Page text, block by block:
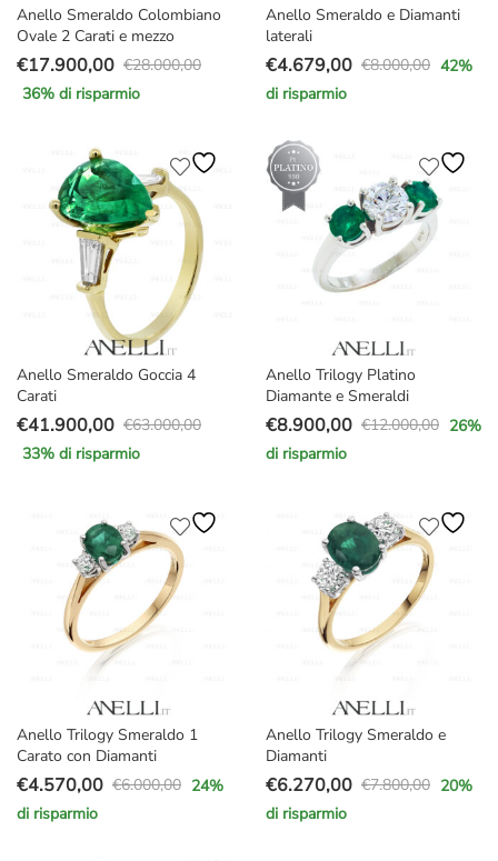
Anello Smeraldo Colombiano
Ovale 2 Carati e mezzo
€28.000,00
Il
prezzo
€28.000,00.
€17.900,00
Il
prezzo
€17.900,00.
36% di risparmio
Anello Smeraldo e Diamanti
laterali
€8.000,00
Il
prezzo
era:
€8.000,00.
€4.679,00
Il
prezzo
è:
€4.679,00.
42%
di risparmio
Anello Smeraldo Goccia 4
Carati
€63.000,00
Il
prezzo
€63.000,00.
€41.900,00
Il
prezzo
€41.900,00.
33% di risparmio
Anello Trilogy Platino
Diamante e Smeraldi
€12.000,00
Il
prezzo
€12.000,00.
€8.900,00
Il
prezzo
€8.900,00.
26%
di risparmio
Anello Trilogy Smeraldo 1
Carato con Diamanti
€6.000,00
Il
prezzo
€4.570,00
Il
prezzo
24%
di risparmio
Anello Trilogy Smeraldo e
Diamanti
€7.800,00
Il
prezzo
€6.270,00
Il
prezzo
20%
di risparmio